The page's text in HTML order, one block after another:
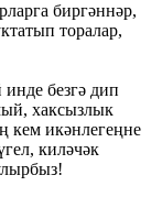
биргәннәр,
торалар,
безгә дип
хаксызлык
кем икәнлегеңне
киләчәк